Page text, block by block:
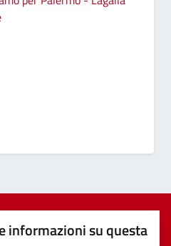
informazioni su questa